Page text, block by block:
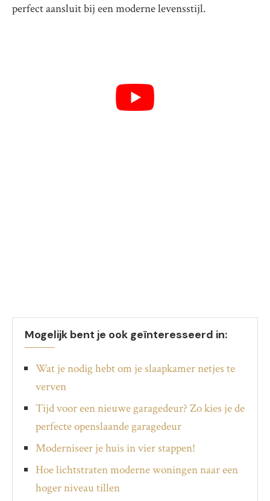
perfect aansluit bij een moderne levensstijl.
Mogelijk bent je ook geïnteresseerd in:
Wat je nodig hebt om je slaapkamer netjes te
verven
Tijd voor een nieuwe garagedeur? Zo kies je de
perfecte openslaande garagedeur
Moderniseer je huis in vier stappen!
Hoe lichtstraten moderne woningen naar een
hoger niveau tillen